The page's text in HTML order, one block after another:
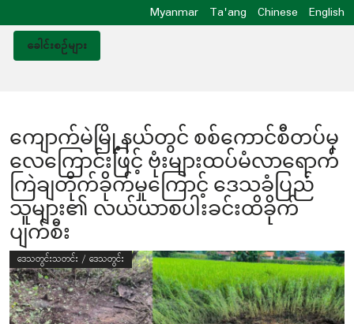
Myanmar Ta'ang Chinese
English
ခေါင်းစဥ်များ
ကျောက်မဲမြို့နယ်တွင် စစ်ကောင်စီတပ်မှ
လေကြောင်းဖြင့် ဗုံးများထပ်မံလာရောက်
ကြဲချတိုက်ခိုက်မှုကြောင့် ဒေသခံပြည်
သူများ၏ လယ်ယာစပါးခင်းထိခိုက်
ပျက်စီး
ဒေသတွင်းသတင်း / ဒေသတွင်း